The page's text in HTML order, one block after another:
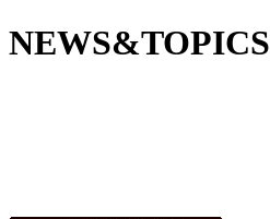
NEWS&TOPICS